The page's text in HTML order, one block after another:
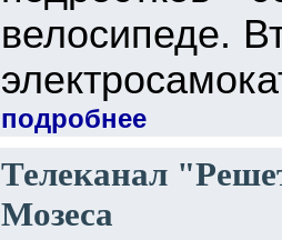
велосипеде.
подробнее
Телеканал
Мозеса